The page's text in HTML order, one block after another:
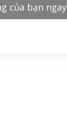
của bạn ngay